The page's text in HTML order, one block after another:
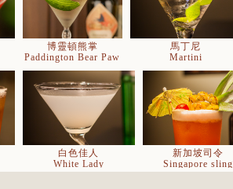
博靈頓熊掌
Paddington Bear Paw
馬丁尼
Martini
白色佳人
White Lady
新加坡司令
Singapore sling